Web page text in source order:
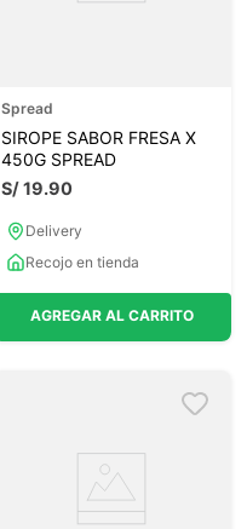
Spread
SIROPE SABOR FRESA X
450G SPREAD
S/19.90
Delivery
Recojo en tienda
AGREGAR AL CARRITO